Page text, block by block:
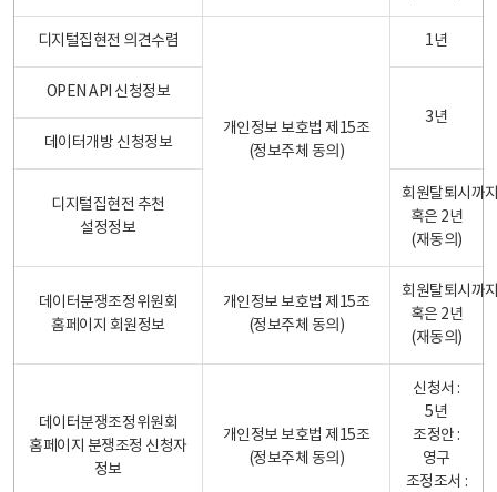
디지털집현전 의견수렴
개인정보 보호법 제15조
(정보주체 동의)
1년
OPEN API 신청정보
3년
데이터개방 신청정보
디지털집현전 추천
설정정보
회원탈퇴시까
혹은 2년
(재동의)
데이터분쟁조정위원회
홈페이지 회원정보
개인정보 보호법 제15조
(정보주체 동의)
회원탈퇴시까
혹은 2년
(재동의)
데이터분쟁조정위원회
홈페이지 분쟁조정 신청자
정보
개인정보 보호법 제15조
(정보주체 동의)
신청서 :
5년
조정안 :
영구
조정조서 :